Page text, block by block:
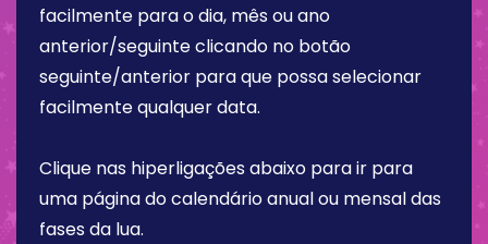
facilmente para o dia, mês ou ano
anterior/seguinte clicando no botão
seguinte/anterior para que possa selecionar
facilmente qualquer data.
Clique nas hiperligações abaixo para ir para
uma página do calendário anual ou mensal das
fases da lua.